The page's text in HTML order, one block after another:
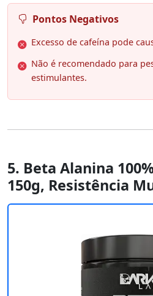
Pontos Negativos
Excesso de cafeína pode
Não é recomendado para
estimulantes.
5. Beta Alanina
150g, Resistência